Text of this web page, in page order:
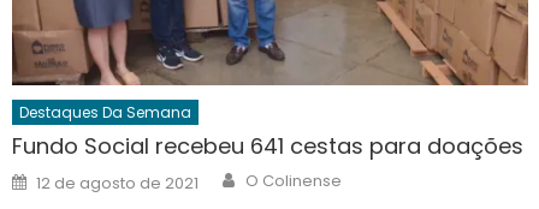
Destaques Da Semana
Fundo Social recebeu 641 cestas para doações
Posted
on
12 de agosto de 2021 Author
O Colinense